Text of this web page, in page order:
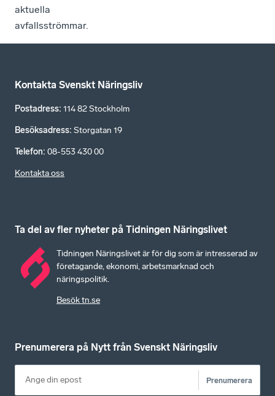
aktuella
avfallsströmmar.
Kontakta Svenskt Näringsliv
Postadress: 114 82 Stockholm
Besöksadress: Storgatan 19
Telefon: 08-553 430 00
Kontakta oss
Ta del av fler nyheter på Tidningen Näringslivet
Tidningen Näringslivet är för dig som är intresserad av
företagande, ekonomi, arbetsmarknad och
näringspolitik.
Besök tn.se
Prenumerera på Nytt från Svenskt Näringsliv
Prenumerera